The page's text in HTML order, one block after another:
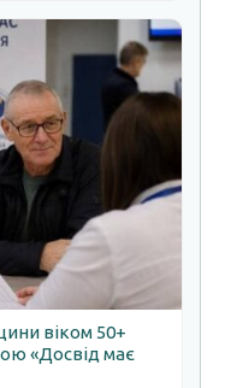
віком 50+
«Досвід має